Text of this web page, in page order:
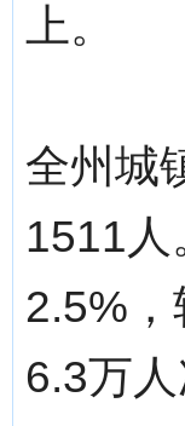
上。
全州城
1511人
2.5%
6.3万人